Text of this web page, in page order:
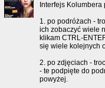
Interfejs
1. po podróżach -
ich zobaczyć wiele
klikam CTRL-
się wiele kolejnych
2. po zdjęciach -
- te podpięte do
powyżej.